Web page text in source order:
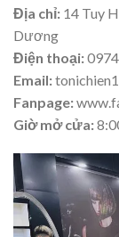
Địa chỉ: 14 Tuy
Dương
Điện thoại:
Email:
Fanpage:
Giờ mở cửa: